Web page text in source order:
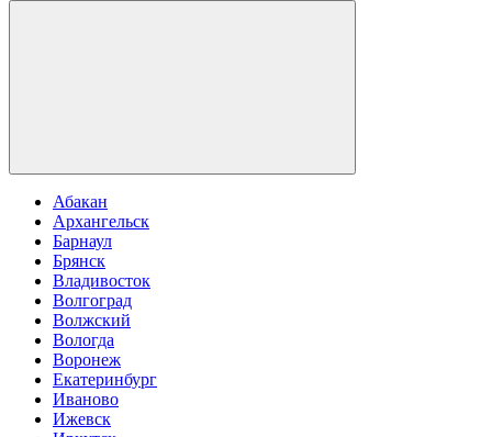
Абакан
Архангельск
Барнаул
Брянск
Владивосток
Волгоград
Волжский
Вологда
Воронеж
Екатеринбург
Иваново
Ижевск